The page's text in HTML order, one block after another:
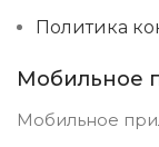
Политика
Мобильное
Мобильное